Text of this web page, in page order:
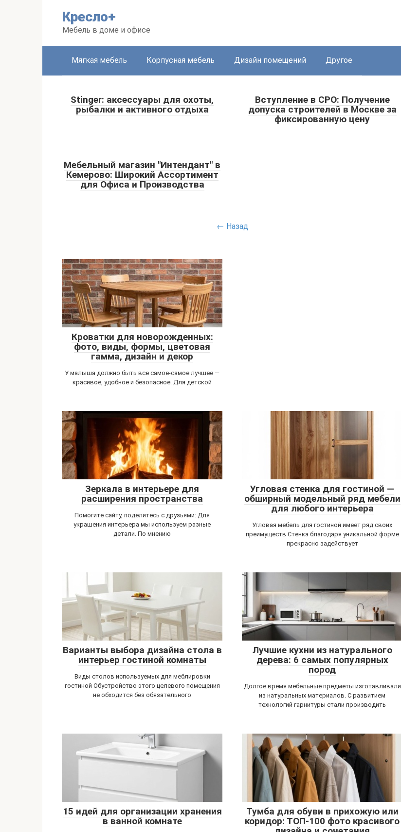
Кресло+
Мебель в доме и офисе
Мягкая мебель Корпусная мебель Дизайн помещений Другое
Stinger: аксессуары для охоты,
рыбалки и активного отдыха
Вступление в СРО: Получение
допуска строителей в Москве за
фиксированную цену
Мебельный магазин "Интендант" в
Кемерово: Широкий Ассортимент
для Офиса и Производства
← Назад
Кроватки для новорожденных:
фото, виды, формы, цветовая
гамма, дизайн и декор
У малыша должно быть все самое-самое лучшее —
красивое, удобное и безопасное. Для детской
Зеркала в интерьере для
расширения пространства
Помогите сайту, поделитесь с друзьями: Для
украшения интерьера мы используем разные
детали. По мнению
Угловая стенка для гостиной —
обширный модельный ряд мебели
для любого интерьера
Угловая мебель для гостиной имеет ряд своих
преимуществ Стенка благодаря уникальной форме
прекрасно задействует
Варианты выбора дизайна стола в
интерьер гостиной комнаты
Виды столов используемых для меблировки
гостиной Обустройство этого целевого помещения
не обходится без обязательного
Лучшие кухни из натурального
дерева: 6 самых популярных
пород
Долгое время мебельные предметы изготавливали
из натуральных материалов. С развитием
технологий гарнитуры стали производить
15 идей для организации хранения
в ванной комнате
Тумба для обуви в прихожую или
коридор: ТОП-100 фото красивого